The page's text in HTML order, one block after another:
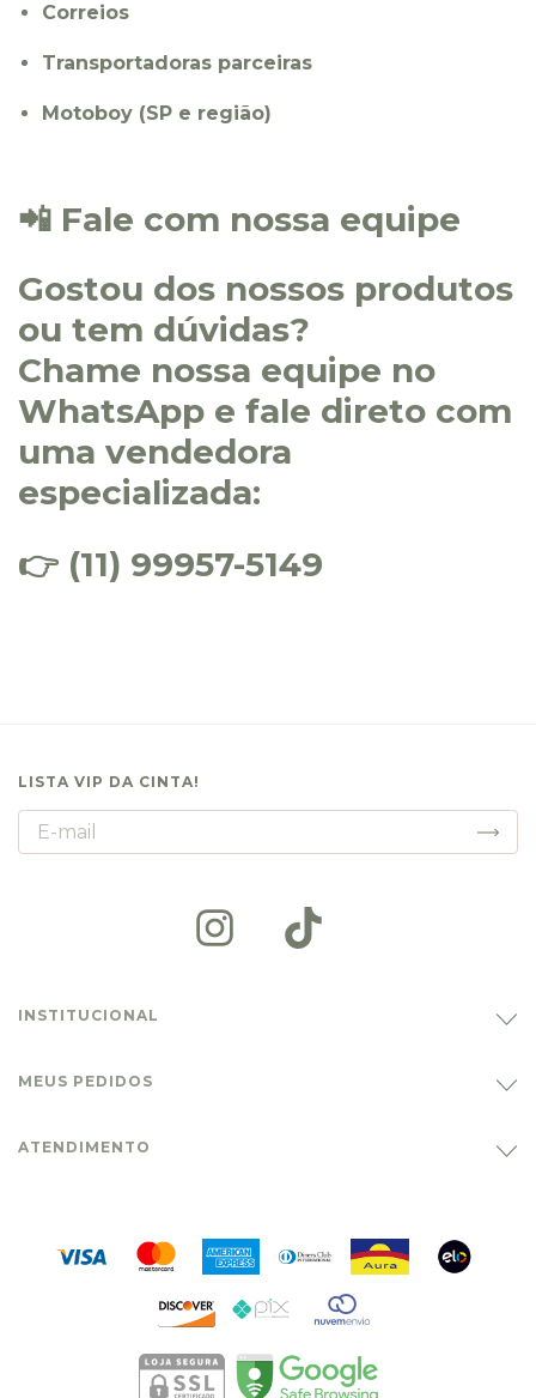
Correios
Transportadoras parceiras
Motoboy (SP e região)
📲 Fale com nossa equipe
Gostou dos nossos produtos
ou tem dúvidas?
Chame nossa equipe no
WhatsApp e fale direto com
uma vendedora
especializada:
👉 (11) 99957-5149
LISTA VIP DA CINTA!
INSTITUCIONAL
MEUS PEDIDOS
ATENDIMENTO